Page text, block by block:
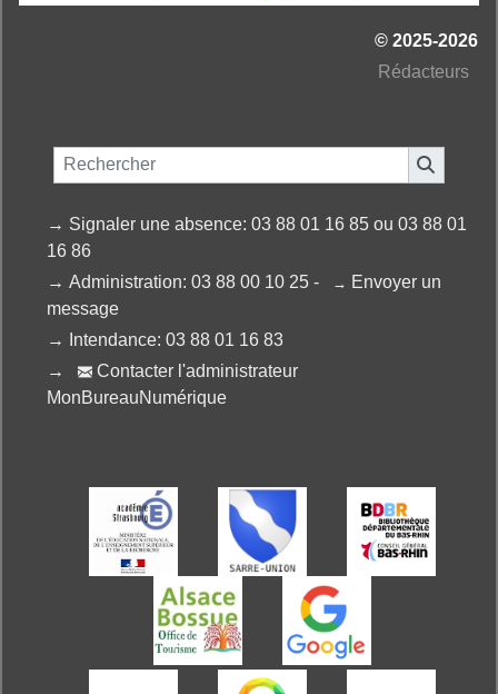
© 2025-2026
Rédacteurs
→ Signaler une absence: 03 88 01 16 85 ou 03 88 01
16 86
→ Administration: 03 88 00 10 25 - →
Envoyer un
message
→
Intendance: 03 88 01 16 83
→
 Contacter l'administrateur
MonBureauNumérique